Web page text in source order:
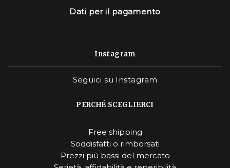
Dati per il pagamento
Instagram
Seguici su Instagram
PERCHÉ SCEGLIERCI
Free shipping
Soddisfatti o rimborsati
Prezzi più bassi del mercato